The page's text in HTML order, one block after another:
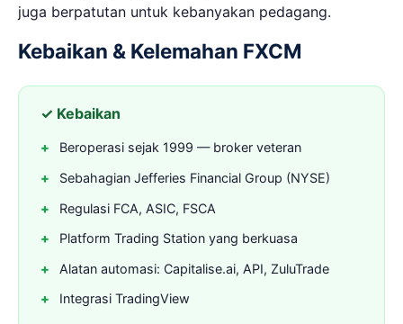
juga berpatutan untuk kebanyakan pedagang.
Kebaikan & Kelemahan FXCM
✓ Kebaikan
Beroperasi sejak 1999 — broker veteran
Sebahagian Jefferies Financial Group (NYSE)
Regulasi FCA, ASIC, FSCA
Platform Trading Station yang berkuasa
Alatan automasi: Capitalise.ai, API, ZuluTrade
Integrasi TradingView